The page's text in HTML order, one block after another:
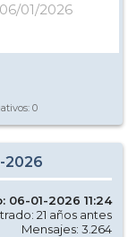
01/2026
0
2026
06-01-2026 11:24
21 años antes
Mensajes: 3.264